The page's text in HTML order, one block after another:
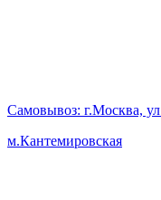
Самовывоз: г.Москва,
м.Кантемировская